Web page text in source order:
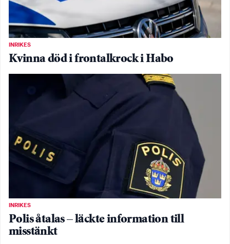
INRIKES
Kvinna död i frontalkrock i Habo
INRIKES
Polis åtalas – läckte information till
misstänkt